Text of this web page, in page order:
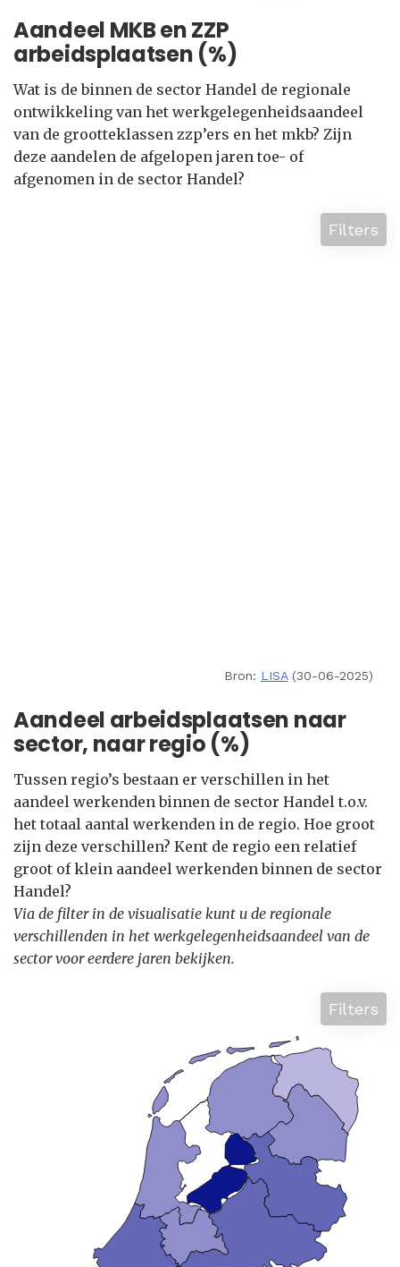
Aandeel MKB en ZZP
arbeidsplaatsen (%)
Wat is de binnen de sector Handel de regionale
ontwikkeling van het werkgelegenheidsaandeel
van de grootteklassen zzp’ers en het mkb? Zijn
deze aandelen de afgelopen jaren toe- of
afgenomen in de sector Handel?
Filters
Bron: LISA(30-06-2025)
Aandeel arbeidsplaatsen naar
sector, naar regio (%)
Tussen regio’s bestaan er verschillen in het
aandeel werkenden binnen de sector Handel t.o.v.
het totaal aantal werkenden in de regio. Hoe groot
zijn deze verschillen? Kent de regio een relatief
groot of klein aandeel werkenden binnen de sector
Handel?
Via de filter in de visualisatie kunt u de regionale
verschillenden in het werkgelegenheidsaandeel van de
sector voor eerdere jaren bekijken.
Filters